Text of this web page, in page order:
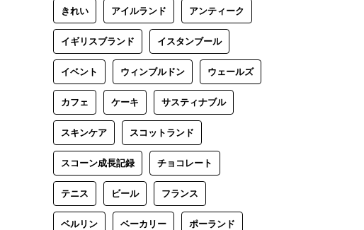
きれい アイルランド アンティーク
イギリスブランド イスタンブール
イベント ウィンブルドン ウェールズ
カフェ ケーキ サスティナブル
スキンケア スコットランド
スコーン成長記録 チョコレート
テニス ビール フランス
ベルリン ベーカリー ポーランド